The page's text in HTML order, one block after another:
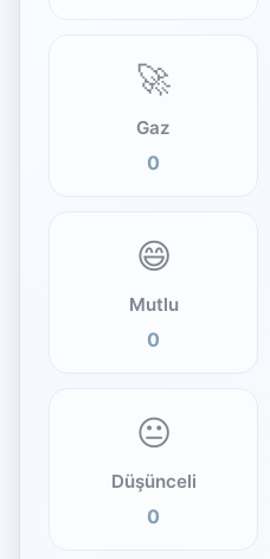
🚀
Gaz
0
😄
Mutlu
0
😐
Düşünceli
0